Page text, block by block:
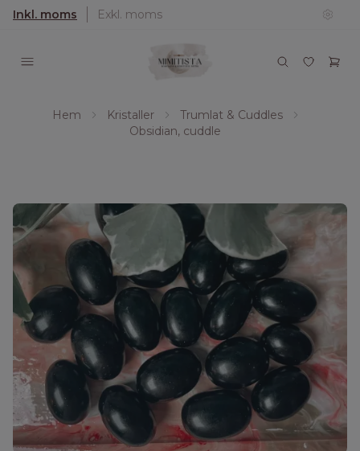
Inkl. moms Exkl. moms
Hem Kristaller
Trumlat & Cuddles
Obsidian, cuddle